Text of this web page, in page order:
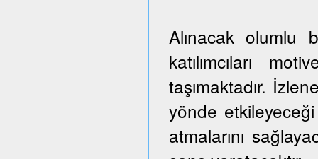
Alınacak olumlu
katılımcıları
taşımaktadır.
yönde
atmalarını